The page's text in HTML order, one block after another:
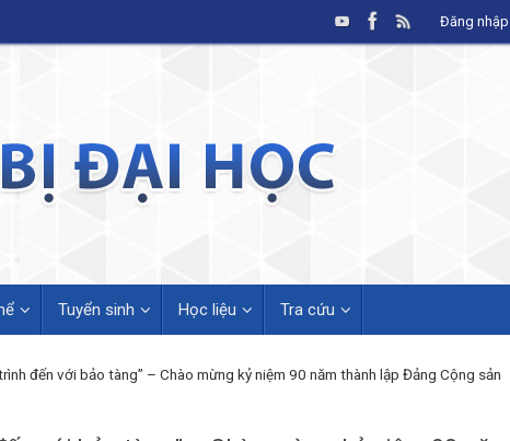
Đăng nhập
Tuyển sinh Học liệu Tra cứu
đến với bảo tàng” – Chào mừng kỷ niệm 90 năm thành lập Đảng Cộng sản